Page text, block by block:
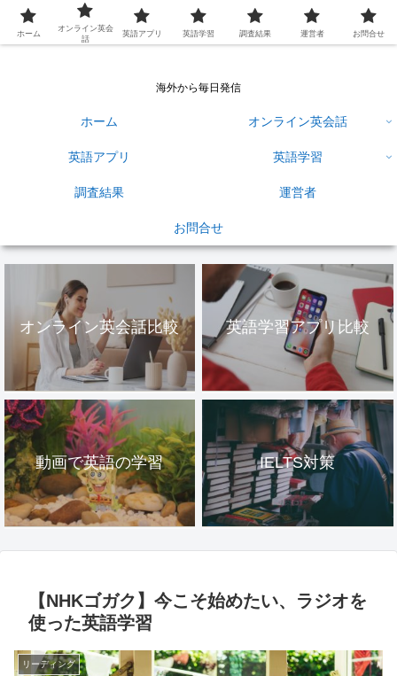
英語学習ひろば
海外から毎日発信
ホーム オンライン英会話
英語アプリ 英語学習
調査結果 運営者
お問合せ
オンライン英会話比較 英語学習アプリ比較
動画で英語の学習 IELTS対策
【NHKゴガク】今こそ始めたい、ラジオを
使った英語学習
リーディング
ホーム
オンライン英会
話
英語アプリ 英語学習 調査結果 運営者 お問合せ